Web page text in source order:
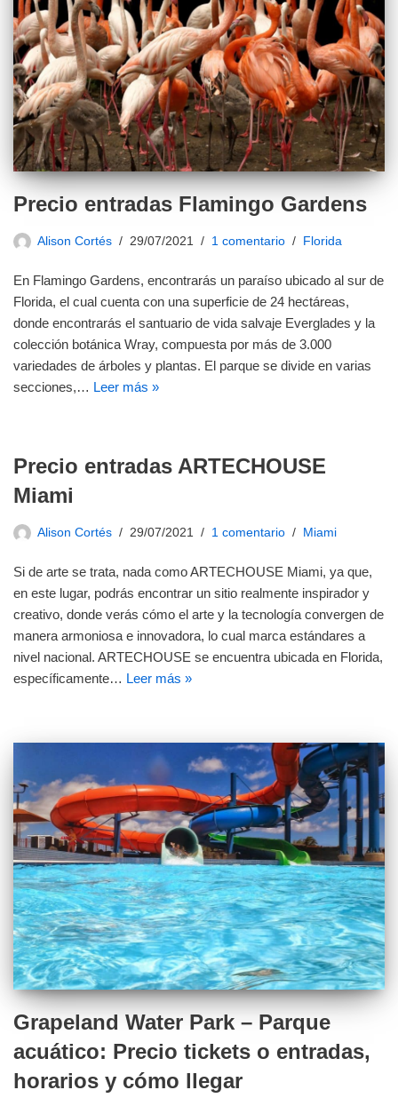
Precio entradas Flamingo Gardens
Alison Cortés 29/07/2021 1 comentario Florida
En Flamingo Gardens, encontrarás un paraíso ubicado al sur de
Florida, el cual cuenta con una superficie de 24 hectáreas,
donde encontrarás el santuario de vida salvaje Everglades y la
colección botánica Wray, compuesta por más de 3.000
variedades de árboles y plantas. El parque se divide en varias
secciones,… Leer más »
Precio entradas ARTECHOUSE
Miami
Alison Cortés 29/07/2021 1 comentario Miami
Si de arte se trata, nada como ARTECHOUSE Miami, ya que,
en este lugar, podrás encontrar un sitio realmente inspirador y
creativo, donde verás cómo el arte y la tecnología convergen de
manera armoniosa e innovadora, lo cual marca estándares a
nivel nacional. ARTECHOUSE se encuentra ubicada en Florida,
específicamente… Leer más »
Grapeland Water Park – Parque
acuático: Precio tickets o entradas,
horarios y cómo llegar